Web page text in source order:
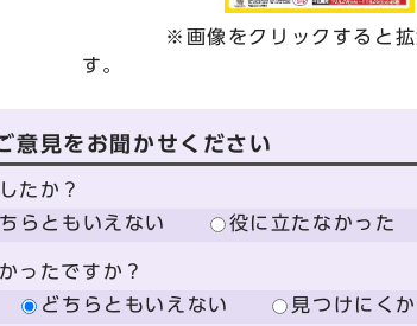
※画像をクリックすると拡
す。
意見をお聞かせください
たか？
らともいえない 役に立たなかった
ったですか？
どちらともいえない 見つけにく